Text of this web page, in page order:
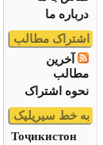
درباره ما
اشتراک مطالب
آخرین
مطالب
نحوه اشتراک
به خط سیریلیک
Тоҷикистон